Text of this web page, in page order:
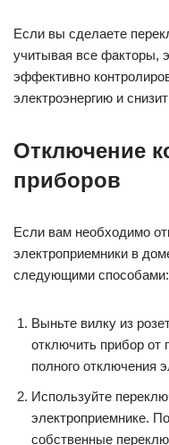
Если вы сделаете
учитывая все факторы,
эффективно
электроэнергию и
Отключение
приборов
Если вам необходимо
электроприемники в
следующими способами:
Выньте вилку из
отключить прибор от
полного отключения
Используйте
электроприемнике.
собственные